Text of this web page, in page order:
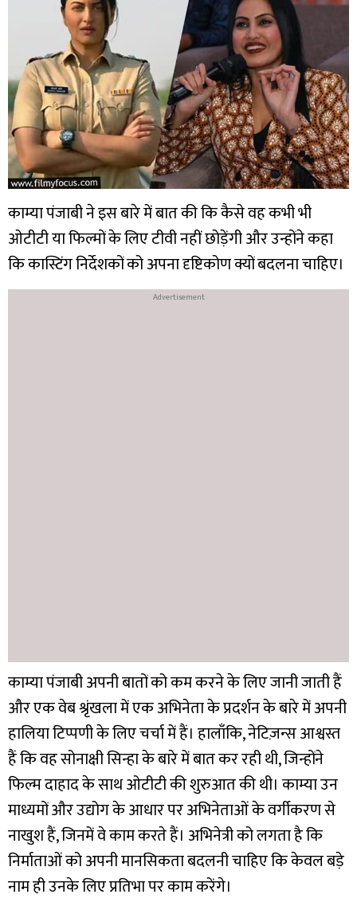
काम्या पंजाबी ने इस बारे में बात की कि कैसे वह कभी भी
ओटीटी या फिल्मों के लिए टीवी नहीं छोड़ेंगी और उन्होंने कहा
कि कास्टिंग निर्देशकों को अपना दृष्टिकोण क्यों बदलना चाहिए।
काम्या पंजाबी अपनी बातों को कम करने के लिए जानी जाती हैं
और एक वेब श्रृंखला में एक अभिनेता के प्रदर्शन के बारे में अपनी
हालिया टिप्पणी के लिए चर्चा में हैं। हालाँकि, नेटिज़न्स आश्वस्त
हैं कि वह सोनाक्षी सिन्हा के बारे में बात कर रही थी, जिन्होंने
फिल्म दाहाद के साथ ओटीटी की शुरुआत की थी। काम्या उन
माध्यमों और उद्योग के आधार पर अभिनेताओं के वर्गीकरण से
नाखुश हैं, जिनमें वे काम करते हैं। अभिनेत्री को लगता है कि
निर्माताओं को अपनी मानसिकता बदलनी चाहिए कि केवल बड़े
नाम ही उनके लिए प्रतिभा पर काम करेंगे।